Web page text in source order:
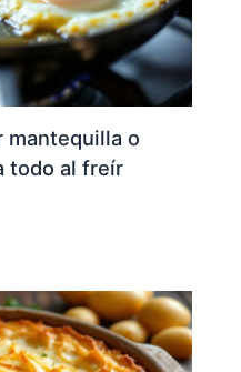
mantequilla o
todo al freír